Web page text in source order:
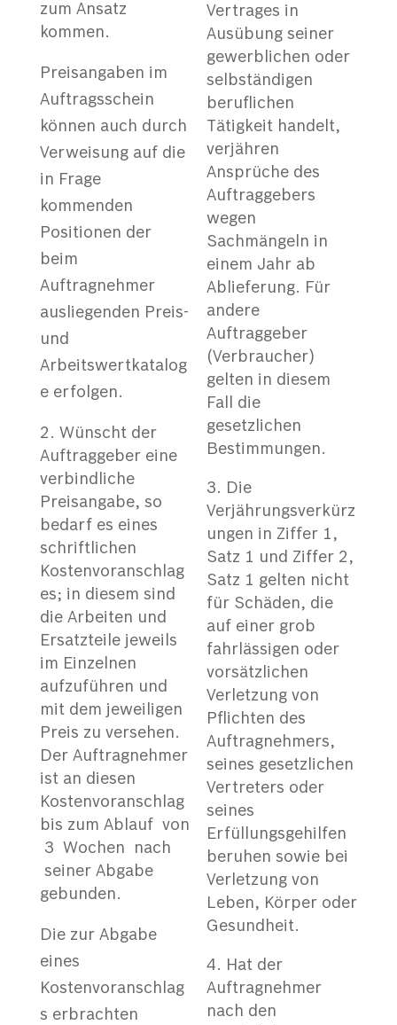
zum Ansatz
kommen.
Preisangaben im
Auftragsschein
können auch durch
Verweisung auf die
in Frage
kommenden
Positionen der
beim
Auftragnehmer
ausliegenden Preis-
und
Arbeitswertkatalog
e erfolgen.
Wünscht der
Auftraggeber eine
verbindliche
Preisangabe, so
bedarf es eines
schriftlichen
Kostenvoranschlag
es; in diesem sind
die Arbeiten und
Ersatzteile jeweils
im Einzelnen
aufzuführen und
mit dem jeweiligen
Preis zu versehen.
Der Auftragnehmer
ist an diesen
Kostenvoranschlag
bis zum Ablauf von
3 Wochen nach
seiner Abgabe
gebunden.
Die zur Abgabe
eines
Kostenvoranschlag
s erbrachten
Vertrages in
Ausübung seiner
gewerblichen oder
selbständigen
beruflichen
Tätigkeit handelt,
verjähren
Ansprüche des
Auftraggebers
wegen
Sachmängeln in
einem Jahr ab
Ablieferung. Für
andere
Auftraggeber
(Verbraucher)
gelten in diesem
Fall die
gesetzlichen
Bestimmungen.
Die
Verjährungsverkürz
ungen in Ziffer 1,
Satz 1 und Ziffer 2,
Satz 1 gelten nicht
für Schäden, die
auf einer grob
fahrlässigen oder
vorsätzlichen
Verletzung von
Pflichten des
Auftragnehmers,
seines gesetzlichen
Vertreters oder
seines
Erfüllungsgehilfen
beruhen sowie bei
Verletzung von
Leben, Körper oder
Gesundheit.
Hat der
Auftragnehmer
nach den